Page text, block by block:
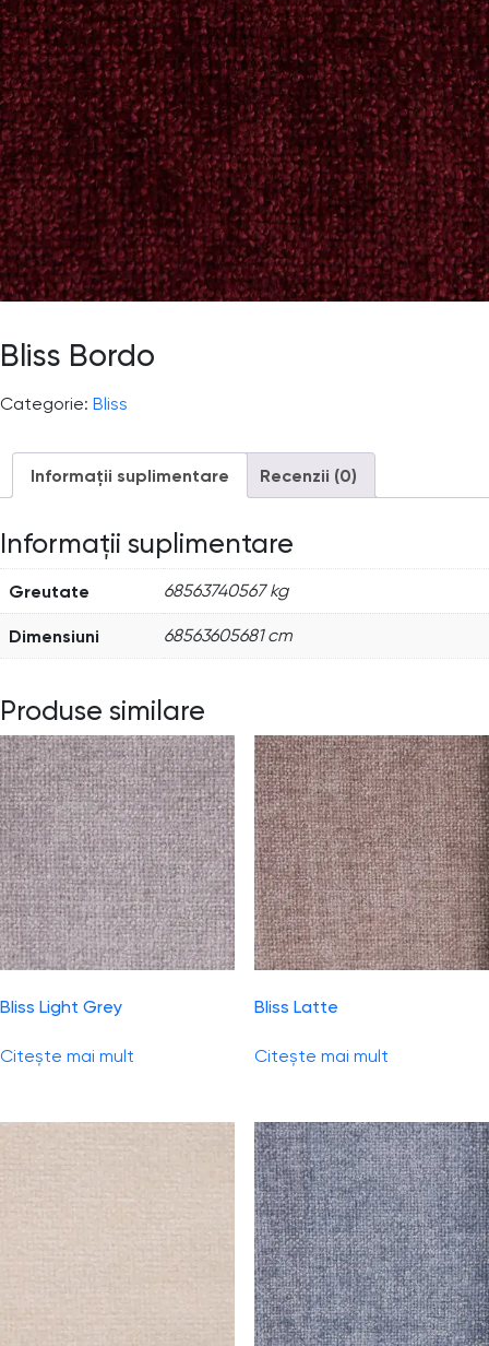
Bliss Bordo
Categorie: Bliss
Informații suplimentare Recenzii (0)
Informații suplimentare
Greutate 68563740567 kg
Dimensiuni 68563605681 cm
Produse similare
Bliss Light Grey
Citește mai mult
Bliss Latte
Citește mai mult